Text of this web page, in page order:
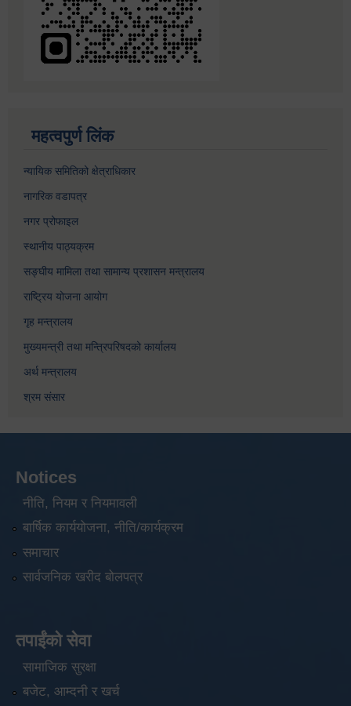
महत्वपुर्ण लिंक
न्यायिक समितिको क्षेत्राधिकार
नागरिक वडापत्र
नगर प्रोफाइल
स्थानीय पाठ्यक्रम
सङ्घीय मामिला तथा सामान्य प्रशासन मन्त्रालय
राष्ट्रिय योजना आयोग
गृह मन्त्रालय
मुख्यमन्त्री तथा मन्त्रिपरिषदको कार्यालय
अर्थ मन्त्रालय
श्रम संसार
Notices
नीति, नियम र नियमावली
बार्षिक कार्ययोजना, नीति/कार्यक्रम
समाचार
सार्वजनिक खरीद बोलपत्र
तपाईंको सेवा
सामाजिक सुरक्षा
बजेट, आम्दनी र खर्च